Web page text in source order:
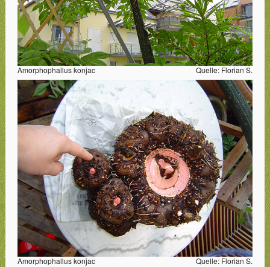
Amorphophallus konjac Quelle: Florian S.
Amorphophallus konjac Quelle: Florian S.